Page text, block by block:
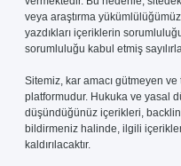
veya araştırma
yazdıkları içeriklerin
sorumluluğu kabul etmiş
Sitemiz, kar amacı gütmeyen
platformudur. Hukuka ve yasal
düşündüğünüz içerikleri,
bildirmeniz halinde, ilgili
kaldırılacaktır.